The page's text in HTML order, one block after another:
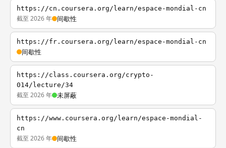
https://cn.coursera.org/learn/espace-mondial-cn
截至 2026 年 间歇性
https://fr.coursera.org/learn/espace-mondial-cn
间歇性
https://class.coursera.org/crypto-
014/lecture/34
截至 2026 年 未屏蔽
https://www.coursera.org/learn/espace-mondial-
cn
截至 2026 年 间歇性